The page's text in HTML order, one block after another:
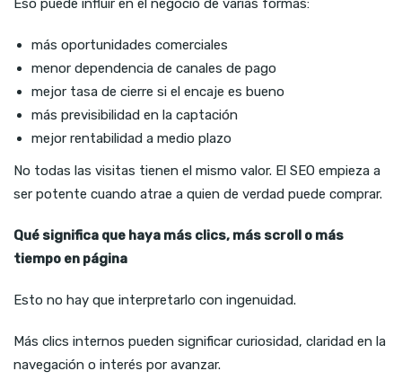
más oportunidades comerciales
menor dependencia de canales de pago
mejor tasa de cierre si el encaje es bueno
más previsibilidad en la captación
mejor rentabilidad a medio plazo
No todas las visitas tienen el mismo valor. El SEO empieza a
ser potente cuando atrae a quien de verdad puede comprar.
Qué significa que haya más clics, más scroll o más
tiempo en página
Esto no hay que interpretarlo con ingenuidad.
Más clics internos pueden significar curiosidad, claridad en la
navegación o interés por avanzar.